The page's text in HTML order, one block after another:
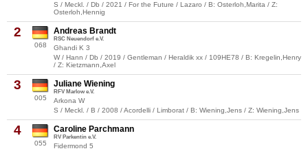
S / Meckl. / Db / 2021 / For the Future / Lazaro / B: Osterloh,Marita / Z:
Osterloh,Hennig
2
068
Andreas Brandt
RSC Neuendorf e.V.
Ghandi K 3
W / Hann / Db / 2019 / Gentleman / Heraldik xx / 109HE78 / B: Kregelin,Henry
/ Z: Kietzmann,Axel
3
005
Juliane Wiening
RFV Marlow e.V.
Arkona W
S / Meckl. / B / 2008 / Acordelli / Limborat / B: Wiening,Jens / Z: Wiening,Jens
4
055
Caroline Parchmann
RV Parkentin e.V.
Fidermond 5